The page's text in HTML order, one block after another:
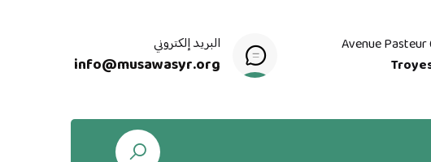
Avenue Pasteur
البريد إلكتروني
info@musawasyr.org